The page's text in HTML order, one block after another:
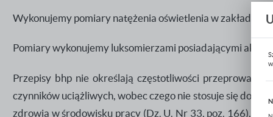
Systemy odgromowe
Energetyka
Wykonujemy pomiary natężenia oświetlenia w
Pomiary wykonujemy luksomierzami posiadającymi
Przepisy bhp nie określają częstotliwości
czynników uciążliwych, wobec czego nie stosuje się doń
zdrowia w środowisku pracy (Dz. U. Nr 33, poz. 166).